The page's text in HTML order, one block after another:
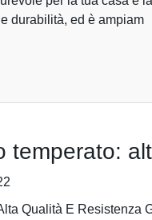
durabilità, ed è ampiam
temperato:
Qualità E